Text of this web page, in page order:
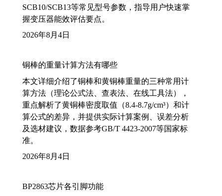
SCB10/SCB13等常见型号参数，指导用户快速掌
握变压器能效评估要点。
2026年8月4日
铜棒的重量计算方法有哪些
本文详细介绍了铜棒和黄铜棒重量的三种常用计
算方法（理论公式法、查表法、在线工具法），
重点解析了黄铜棒密度取值（8.4-8.7g/cm³）和计
算公式的差异，并提供实际计算案例、误差分析
及选材建议，数据参考GB/T 4423-2007等国家标
准。
2026年8月4日
BP2863芯片各引脚功能